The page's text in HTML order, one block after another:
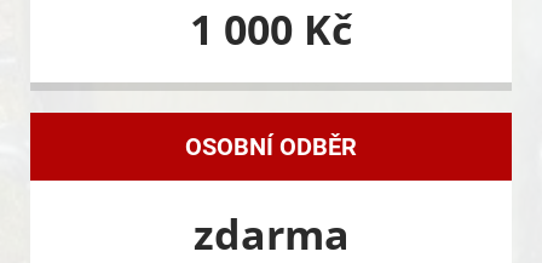
1 000 Kč
OSOBNÍ ODBĚR
zdarma